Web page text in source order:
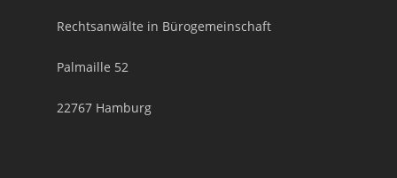
Rechtsanwälte in Bürogemeinschaft
Palmaille 52
22767 Hamburg